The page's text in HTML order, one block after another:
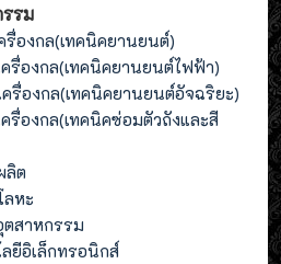
รม
รื่องกล(เทคนิคยานยนต์)
รื่องกล(เทคนิคยานยนต์ไฟฟ้า)
รื่องกล(เทคนิคยานยนต์อัจฉริยะ)
รื่องกล(เทคนิคซ่อมตัวถังและสี
ลิต
ลหะ
ตสาหกรรม
ลยีอิเล็กทรอนิกส์